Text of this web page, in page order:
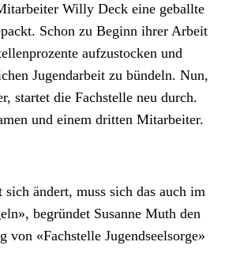
Willy Deck eine geballte
Schon zu Beginn ihrer Arbeit
aufzu­s­tock­en und
Jugen­dar­beit zu bün­deln. Nun,
startet die Fach­stelle neu durch.
und einem drit­ten Mitar­beit­er.
sich ändert, muss sich das auch im
begrün­det Susanne Muth den
von «Fach­stelle Jugend­seel­sorge»